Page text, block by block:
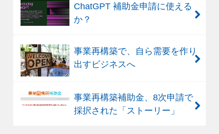
ChatGPT 補助金申請に使える
か？
事業再構築で、自ら需要を作り
出すビジネスへ
事業再構築補助金、8次申請で
採択された「ストーリー」